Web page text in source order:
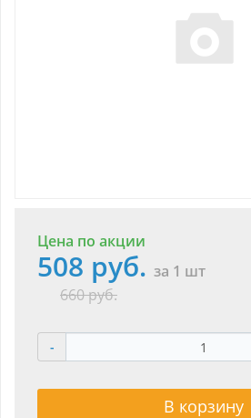
Цена по акции
508 руб. за 1 шт
660 руб.
-
В корзину